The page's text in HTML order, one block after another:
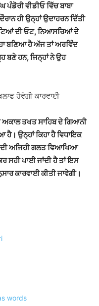
ਵੀਡੀਓ ਵਿੱਚ ਬਾਬਾ
ਹੀ ਉਨ੍ਹਾਂ ਉਦਾਹਰਨ ਦਿੱਤੀ
ਦੀ ਓਟ, ਨਿਆਸਰਿਆਂ ਦੇ
ਬਣਿਆ ਹੈ ਅੱਜ ਤਾਂ ਅਰਵਿੰਦ
ਬਣੇ ਹਨ, ਜਿਨ੍ਹਾਂ ਨੇ ਉਹ
ਹੋਵੇਗੀ ਕਾਰਵਾਈ
ਤਖਤ ਸਾਹਿਬ ਦੇ ਗਿਆਨੀ
ਉਨ੍ਹਾਂ ਕਿਹਾ ਹੈ ਵਿਧਾਇਕ
ਅਜਿਹੀ ਗਲਤ ਵਿਆਖਿਆ
ਸਹੀ ਪਾਈ ਜਾਂਦੀ ਹੈ ਤਾਂ ਇਸ
ਕਾਰਵਾਈ ਕੀਤੀ ਜਾਵੇਗੀ।
words